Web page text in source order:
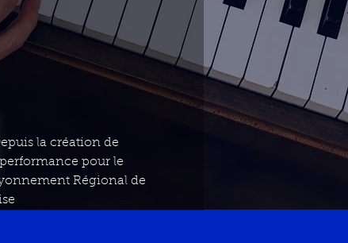
la création de
pour le
Régional de